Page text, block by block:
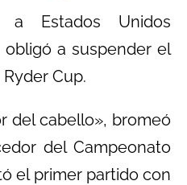
a Estados Unidos
a suspender el
Cup.
del cabello», bromeó
del Campeonato
el primer partido con